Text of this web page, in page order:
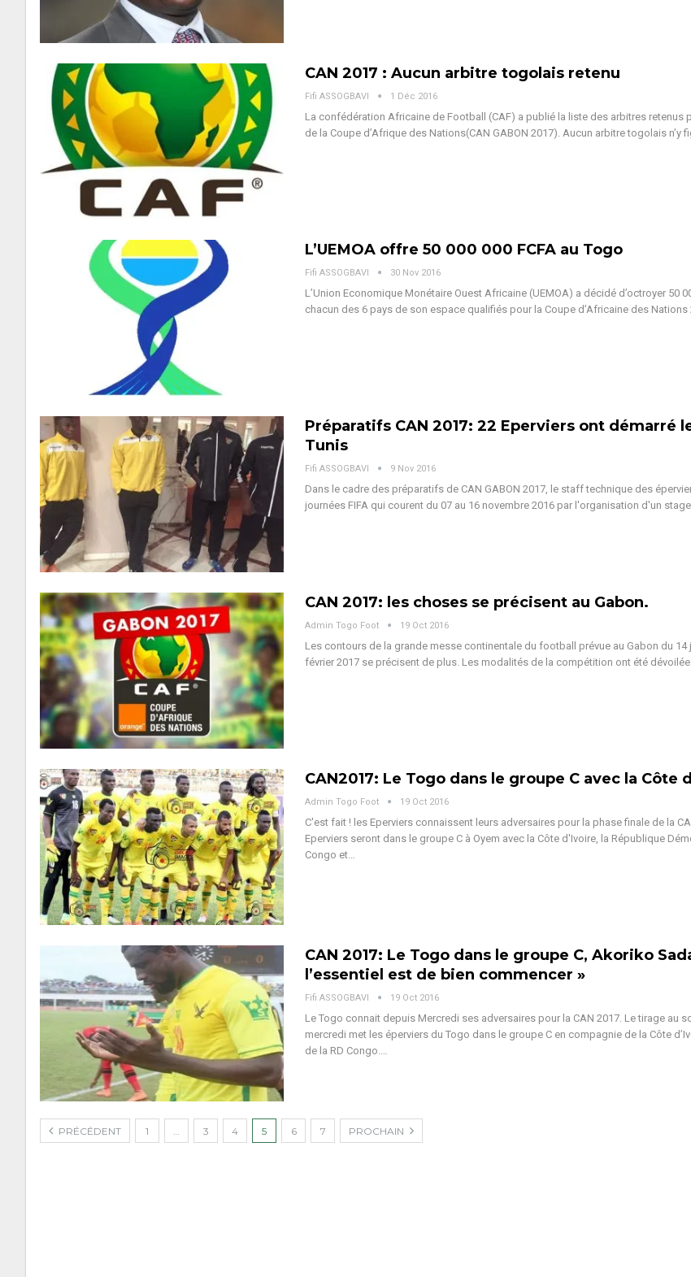
CAN 2017 : Aucun arbitre togolais retenu
Fifi ASSOGBAVI 1 Déc 2016
La confédération Africaine de Football (CAF) a publié la liste des arbitres retenus
de la Coupe d’Afrique des Nations(CAN GABON 2017). Aucun arbitre togolais n’y
L’UEMOA offre 50 000 000 FCFA au Togo
Fifi ASSOGBAVI 30 Nov 2016
L’Union Economique Monétaire Ouest Africaine (UEMOA) a décidé d’octroyer 50
chacun des 6 pays de son espace qualifiés pour la Coupe d’Africaine des Nations
Préparatifs CAN 2017: 22 Eperviers ont démarré
Tunis
Fifi ASSOGBAVI 9 Nov 2016
Dans le cadre des préparatifs de CAN GABON 2017, le staff technique des
journées FIFA qui courent du 07 au 16 novembre 2016 par l'organisation d'un stage
CAN 2017: les choses se précisent au Gabon.
Admin Togo Foot 19 Oct 2016
Les contours de la grande messe continentale du football prévue au Gabon du 14
février 2017 se précisent de plus. Les modalités de la compétition ont été
CAN2017: Le Togo dans le groupe C avec la Côte
Admin Togo Foot 19 Oct 2016
C'est fait ! les Eperviers connaissent leurs adversaires pour la phase finale de la
Eperviers seront dans le groupe C à Oyem avec la Côte d'Ivoire, la République
Congo et…
CAN 2017: Le Togo dans le groupe C, Akoriko
l’essentiel est de bien commencer »
Fifi ASSOGBAVI 19 Oct 2016
Le Togo connait depuis Mercredi ses adversaires pour la CAN 2017. Le tirage au
mercredi met les éperviers du Togo dans le groupe C en compagnie de la Côte
de la RD Congo.…
PRÉCÉDENT 1 3 4 5 6 7 PROCHAIN